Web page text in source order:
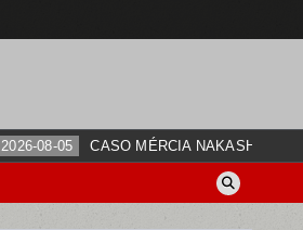
2026-08-05 CASO MÉRCIA NAKASHIMA: